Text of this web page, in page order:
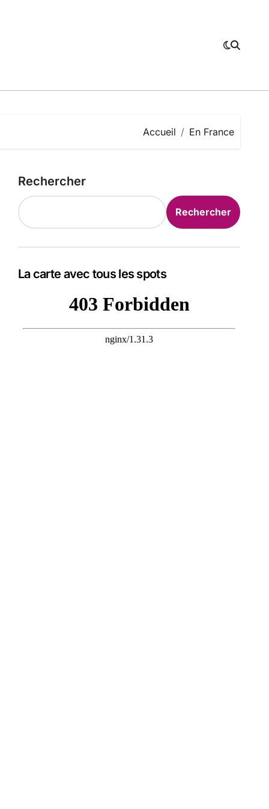
Accueil En France
Rechercher
Rechercher
La carte avec tous les spots